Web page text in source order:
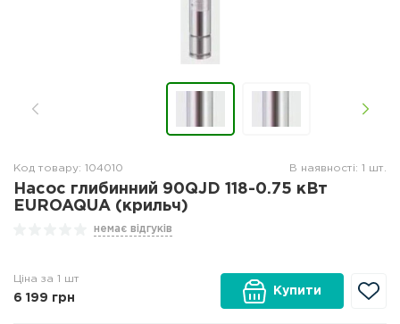
Код товару: 104010 В наявності: 1 шт.
Насос глибинний 90QJD 118-0.75 кВт
EUROAQUA (крильч)
немає відгуків
Ціна за 1 шт
6 199 грн
Купити